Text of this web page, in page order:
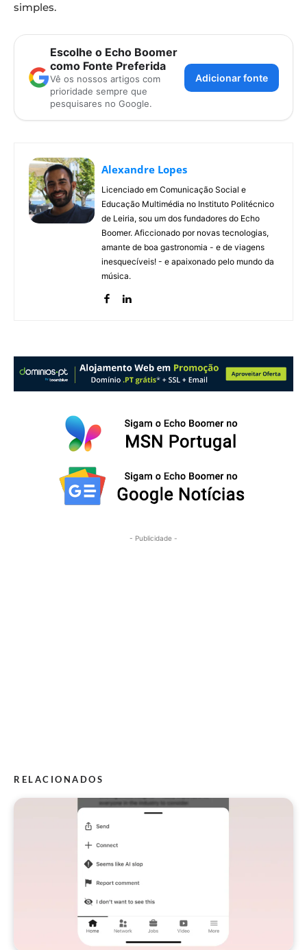
simples.
Escolhe o Echo Boomer
como Fonte Preferida
Vê os nossos artigos com
prioridade sempre que
pesquisares no Google.
Adicionar fonte
Alexandre Lopes
Licenciado em Comunicação Social e
Educação Multimédia no Instituto Politécnico
de Leiria, sou um dos fundadores do Echo
Boomer. Aficcionado por novas tecnologias,
amante de boa gastronomia - e de viagens
inesquecíveis! - e apaixonado pelo mundo da
música.
- Publicidade -
RELACIONADOS